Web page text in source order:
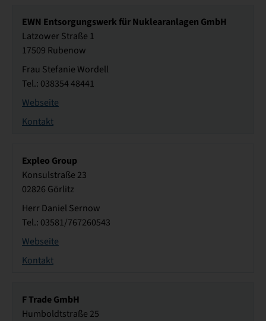
EWN Entsorgungswerk für Nuklearanlagen GmbH
Latzower Straße 1
17509 Rubenow
Frau Stefanie Wordell
Tel.: 038354 48441
Webseite
Kontakt
Expleo Group
Konsulstraße 23
02826 Görlitz
Herr Daniel Sernow
Tel.: 03581/767260543
Webseite
Kontakt
F Trade GmbH
Humboldtstraße 25